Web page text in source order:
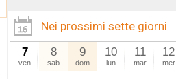
Nei prossimi sette giorni
7
ven
8
sab
9
dom
10
lun
11
mar
12
mer